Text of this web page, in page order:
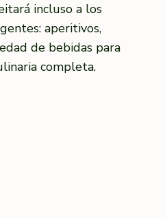
incluso a los
aperitivos,
de bebidas para
completa.